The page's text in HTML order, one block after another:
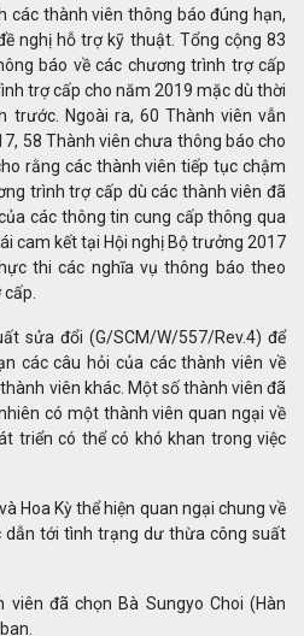
các thành viên thông báo đúng hạn,
nghị hỗ trợ kỹ thuật. Tổng cộng 83
báo về các chương trình trợ cấp
trợ cấp cho năm 2019 mặc dù thời
trước. Ngoài ra, 60 Thành viên vẫn
58 Thành viên chưa thông báo cho
rằng các thành viên tiếp tục chậm
trình trợ cấp dù các thành viên đã
các thông tin cung cấp thông qua
cam kết tại Hội nghị Bộ trưởng 2017
thi các nghĩa vụ thông báo theo
sửa đổi (G/SCM/W/557/Rev.4) để
các câu hỏi của các thành viên về
viên khác. Một số thành viên đã
có một thành viên quan ngại về
triển có thể có khó khan trong việc
Hoa Kỳ thể hiện quan ngại chung về
dẫn tới tình trạng dư thừa công suất
đã chọn Bà Sungyo Choi (Hàn